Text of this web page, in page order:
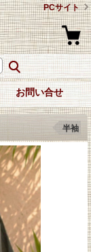
PCサイト
お問い合せ
半袖